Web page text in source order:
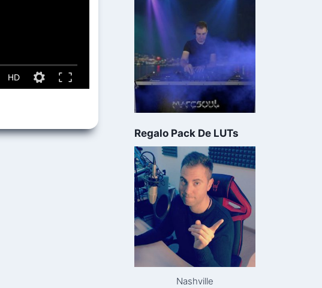
Regalo Pack De LUTs
Nashville